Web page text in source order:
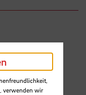
verwenden wir